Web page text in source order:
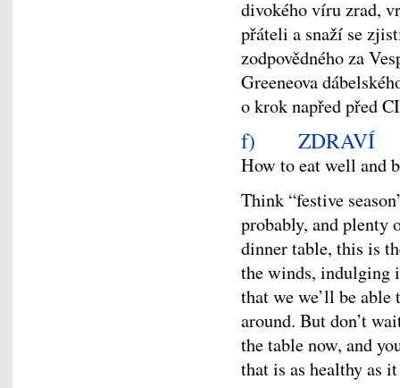
divokého víru zrad,
přáteli a snaží se
zodpovědného za
Greeneova
o krok napřed před
f) ZDRAVÍ
How to eat well and
Think “festive
probably, and plenty
dinner table, this is
the winds, indulging
that we we’ll be
around. But don’t
the table now, and
that is as healthy as